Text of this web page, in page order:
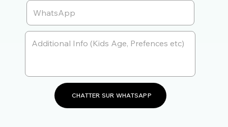
CHATTER SUR WHATSAPP